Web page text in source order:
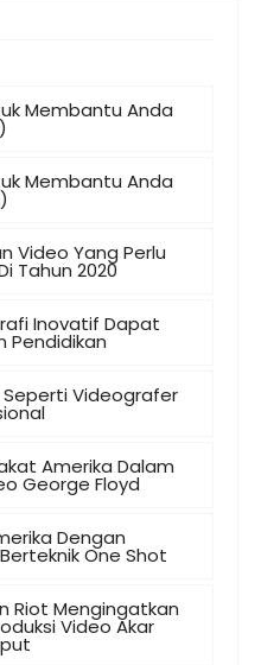
Membantu Anda
Membantu Anda
Video Yang Perlu
Tahun 2020
Inovatif Dapat
Pendidikan
Videografer
Amerika Dalam
George Floyd
Dengan
One Shot
Riot Mengingatkan
Video Akar